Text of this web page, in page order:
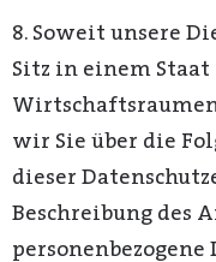
8. Soweit unsere
Sitz in einem Staat
wir Sie über die
dieser
Beschreibung des